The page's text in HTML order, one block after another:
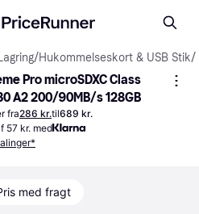
/Hukommelseskort & USB Stik/
Pro microSDXC Class
A2 200/90MB/s 128GB
fra286 kr.til689 kr.
57 kr. med
med fragt